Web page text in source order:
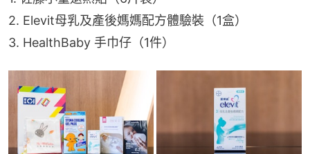
2. Elevit母乳及產後媽媽配方體驗裝（1盒）
3. HealthBaby 手巾仔（1件）